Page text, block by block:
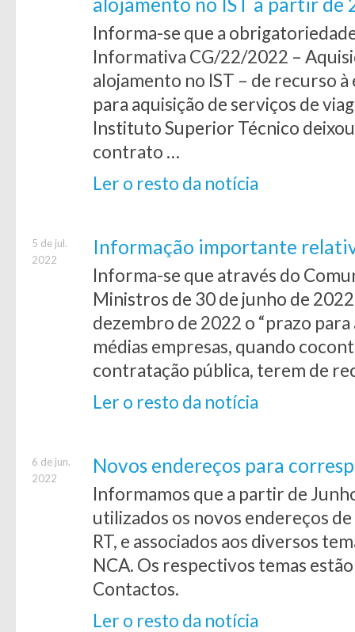
Informa-se que a
Informativa CG/22/2022 –
alojamento no IST – de recurso à
para aquisição de serviços de
Instituto Superior Técnico
contrato …
Ler o resto da notícia
5 de jul.
2022
Informação importante
Informa-se que através do
Ministros de 30 de junho de
dezembro de 2022 o “prazo para
médias empresas, quando
contratação pública, terem de
Ler o resto da notícia
6 de jun.
2022
Novos endereços para
Informamos que a partir de
utilizados os novos endereços
RT, e associados aos diversos
NCA. Os respectivos temas
Contactos.
Ler o resto da notícia